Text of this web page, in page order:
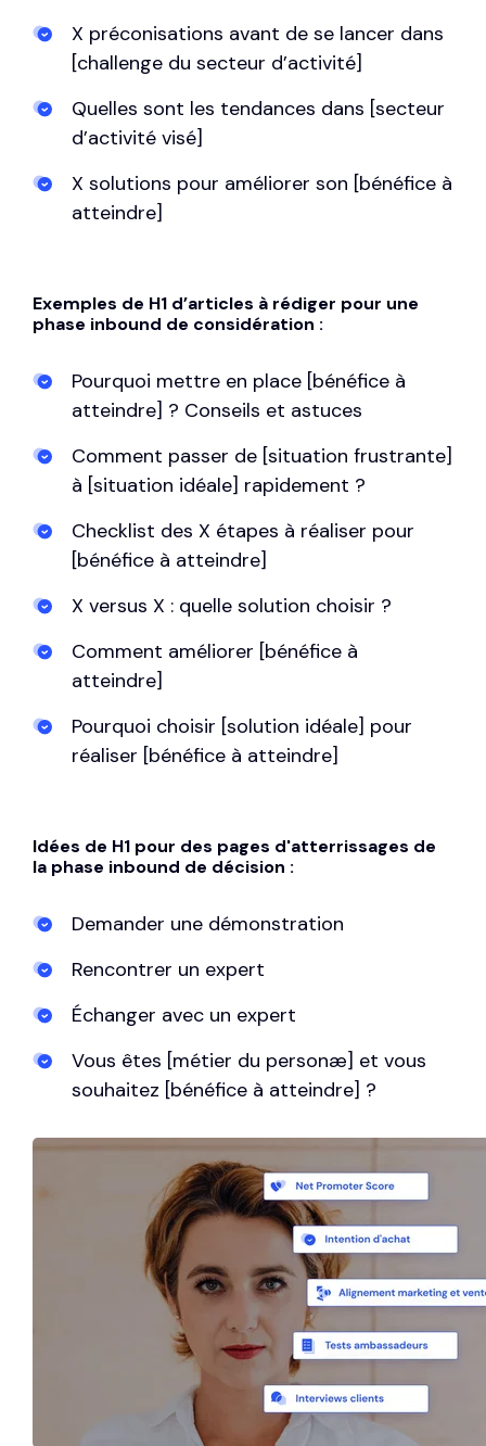
X préconisations avant de se lancer dans
[challenge du secteur d’activité]
Quelles sont les tendances dans [secteur
d’activité visé]
X solutions pour améliorer son [bénéfice à
atteindre]
Exemples de H1 d’articles à rédiger pour une
phase inbound de considération :
Pourquoi mettre en place [bénéfice à
atteindre] ? Conseils et astuces
Comment passer de [situation frustrante]
à [situation idéale] rapidement ?
Checklist des X étapes à réaliser pour
[bénéfice à atteindre]
X versus X : quelle solution choisir ?
Comment améliorer [bénéfice à
atteindre]
Pourquoi choisir [solution idéale] pour
réaliser [bénéfice à atteindre]
Idées de H1 pour des pages d'atterrissages de
la phase inbound de décision :
Demander une démonstration
Rencontrer un expert
Échanger avec un expert
Vous êtes [métier du personæ] et vous
souhaitez [bénéfice à atteindre] ?